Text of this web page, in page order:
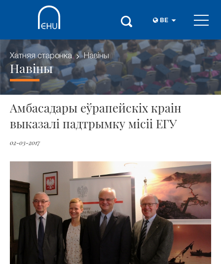
BE
Хатняя старонка Навіны
Навіны
Амбасадары еўрапейскіх краін
выказалі падтрымку місіі ЕГУ
02-03-2017